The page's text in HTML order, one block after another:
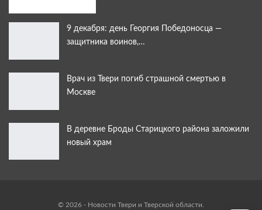
9 декабря: день Георгия Победоносца —
защитника воинов,…
Врач из Твери погиб страшной смертью в
Москве
В деревне Броды Старицкого района заложили
новый храм
© 2026 - Новости Твери и Тверской области.